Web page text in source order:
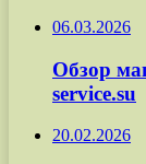
06.03.2026
Обзор
service.su
20.02.2026